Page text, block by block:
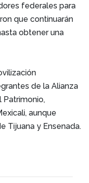
federales para
que continuarán
obtener una
de la Alianza
Patrimonio,
aunque
Tijuana y Ensenada.